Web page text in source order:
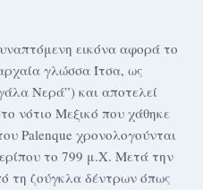
εικόνα αφορά το
γλώσσα Ίτσα, ως
Νερά”) και αποτελεί
νότιο Μεξικό που χάθηκε
Palenque χρονολογούνται
το 799 μ.Χ. Μετά την
τη ζούγκλα δέντρων όπως